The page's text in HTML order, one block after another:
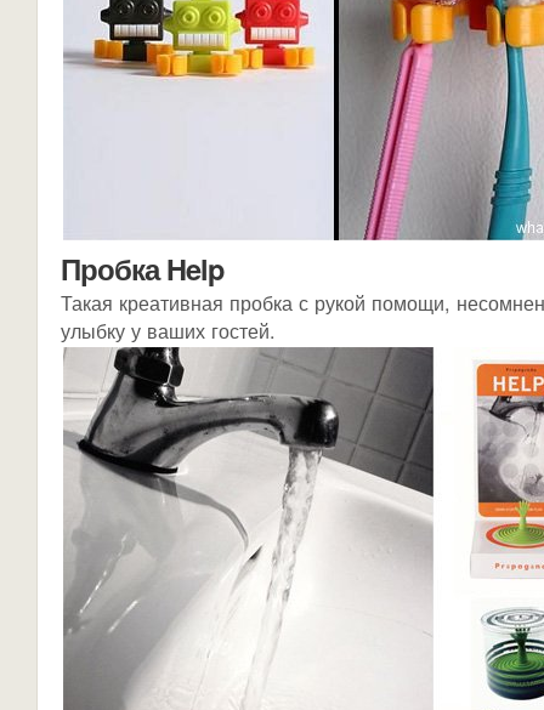
Пробка Help
Такая креативная пробка с рукой помощи,
улыбку у ваших гостей.